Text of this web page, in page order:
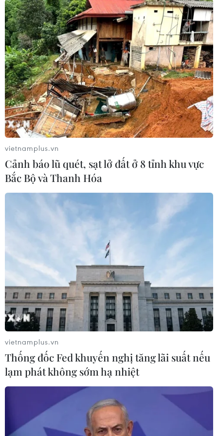
(TTXVN/Vietnam+)
#Bán đảo Triều Tiên
#Tàu USS Robert E. Lee
Theo dõi VietnamPlus
TIN LIÊN QUAN
vietnamplus.vn
Cảnh báo lũ quét, sạt lở đất ở 8 tỉnh khu vực
Bắc Bộ và Thanh Hóa
vietnamplus.vn
Thống đốc Fed khuyến nghị tăng lãi suất nếu
lạm phát không sớm hạ nhiệt